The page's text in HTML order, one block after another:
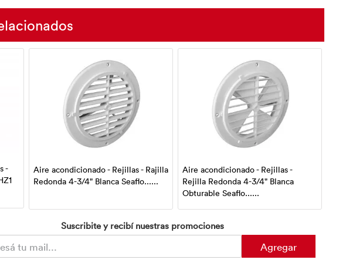
-
Aire acondicionado - Rejillas - Rajilla
Redonda 4-3/4" Blanca Seaflo......
Aire acondicionado - Rejillas -
Rejilla Redonda 4-3/4" Blanca
Obturable Seaflo......
Suscribite y recibí nuestras promociones
Agregar